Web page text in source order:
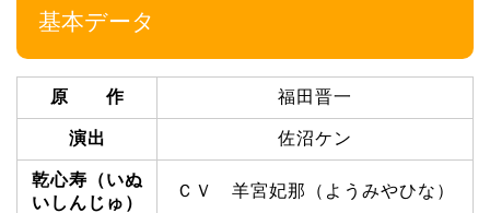
基本データ
原 作 福田晋一
演出 佐沼ケン
乾心寿（いぬ
いしんじゅ）
ＣＶ 羊宮妃那（ようみやひな）